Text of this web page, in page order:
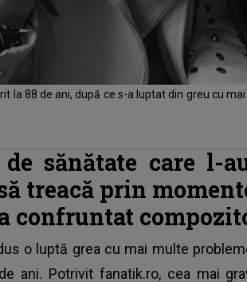
la 88 de ani, după ce s-a luptat din greu cu
de sănătate care l-
treacă prin
confruntat
o luptă grea cu mai multe
ani. Potrivit fanatik.ro, cea mai